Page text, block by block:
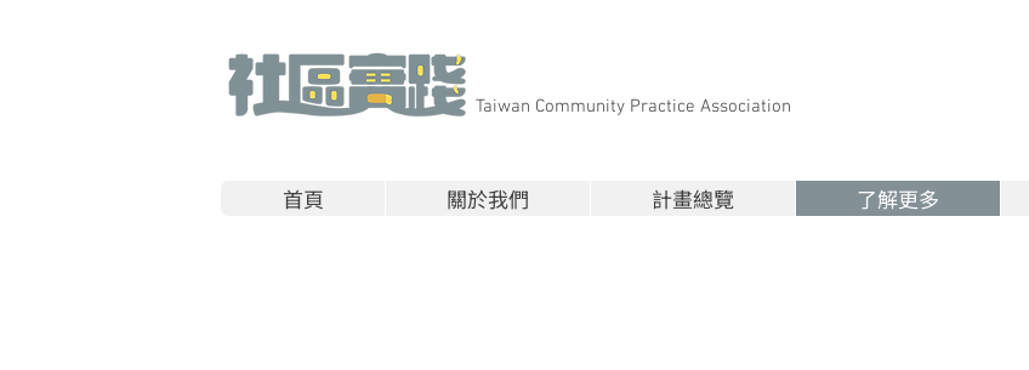
​Taiwan Community Practice Association
首頁 關於我們 計畫總覽 了解更多